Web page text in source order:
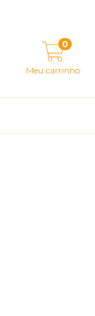
Meu carrinho
0